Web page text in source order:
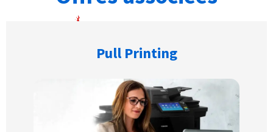
Pull Printing